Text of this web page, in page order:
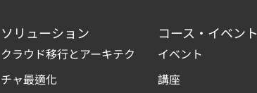
ソリューション
クラウド移行とアーキテク
チャ最適化
コース・イベント
イベント
講座